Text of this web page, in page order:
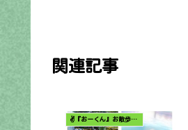
関連記事
✌️『おーくん』お散歩日記〜どんな出会いがあるだろう〜